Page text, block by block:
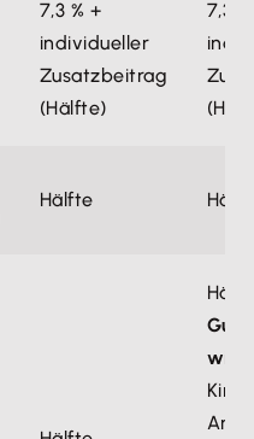
7,3 % +
individueller
Zusatzbeitrag
(Hälfte)
7,3
Hälfte
Gut